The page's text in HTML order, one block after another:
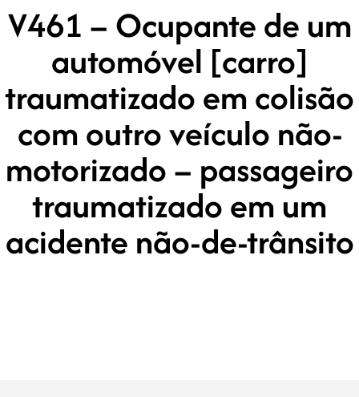
V461 – Ocupante de um
automóvel [carro]
traumatizado em colisão
com outro veículo não-
motorizado – passageiro
traumatizado em um
acidente não-de-trânsito